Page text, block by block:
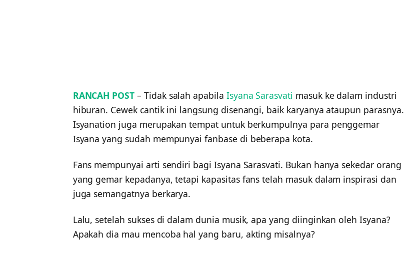
RANCAH POST – Tidak salah apabila Isyana Sarasvati masuk ke dalam industri
hiburan. Cewek cantik ini langsung disenangi, baik karyanya ataupun parasnya.
Isyanation juga merupakan tempat untuk berkumpulnya para penggemar
Isyana yang sudah mempunyai fanbase di beberapa kota.
Fans mempunyai arti sendiri bagi Isyana Sarasvati. Bukan hanya sekedar orang
yang gemar kepadanya, tetapi kapasitas fans telah masuk dalam inspirasi dan
juga semangatnya berkarya.
Lalu, setelah sukses di dalam dunia musik, apa yang diinginkan oleh Isyana?
Apakah dia mau mencoba hal yang baru, akting misalnya?